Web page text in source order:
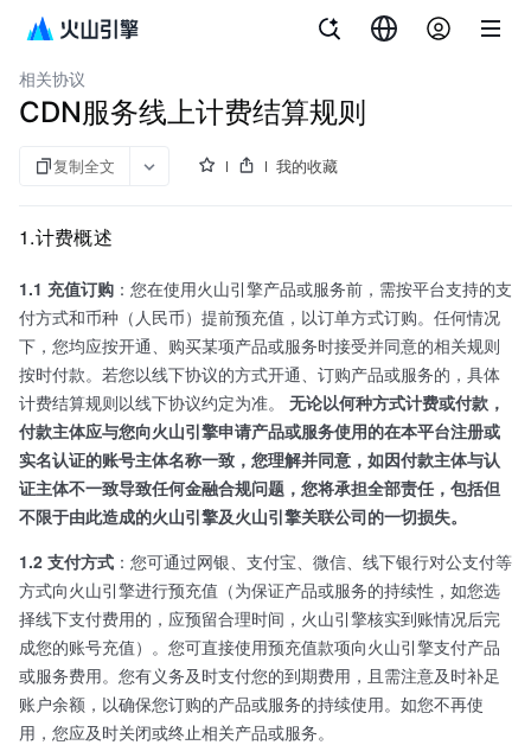
内容分发网络
相关协议
CDN服务线上计费结算规则
复制全文 我的收藏
1.计费概述
1.1 充值订购 ：您在使用火山引擎产品或服务前，需按平台支持的支
付方式和币种（人民币）提前预充值，以订单方式订购。任何情况
下，您均应按开通、购买某项产品或服务时接受并同意的相关规则
按时付款。若您以线下协议的方式开通、订购产品或服务的，具体
计费结算规则以线下协议约定为准。 无论以何种方式计费或付款，
付款主体应与您向火山引擎申请产品或服务使用的在本平台注册或
实名认证的账号主体名称一致，您理解并同意，如因付款主体与认
证主体不一致导致任何金融合规问题，您将承担全部责任，包括但
不限于由此造成的火山引擎及火山引擎关联公司的一切损失。
1.2 支付方式 ：您可通过网银、支付宝、微信、线下银行对公支付等
方式向火山引擎进行预充值（为保证产品或服务的持续性，如您选
择线下支付费用的，应预留合理时间，火山引擎核实到账情况后完
成您的账号充值）。您可直接使用预充值款项向火山引擎支付产品
或服务费用。您有义务及时支付您的到期费用，且需注意及时补足
账户余额，以确保您订购的产品或服务的持续使用。如您不再使
用，您应及时关闭或终止相关产品或服务。